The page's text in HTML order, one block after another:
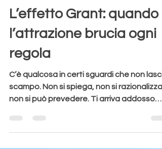
Aurora Redville
7 ago 2025
L’effetto Grant: quando
l’attrazione brucia ogni